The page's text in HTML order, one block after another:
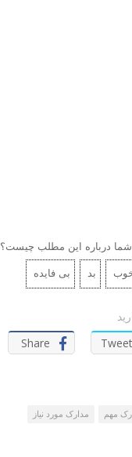
درباره این مطلب چیست؟
بد بی فایده
Share
Tweet
مهم مدارک مورد نیاز